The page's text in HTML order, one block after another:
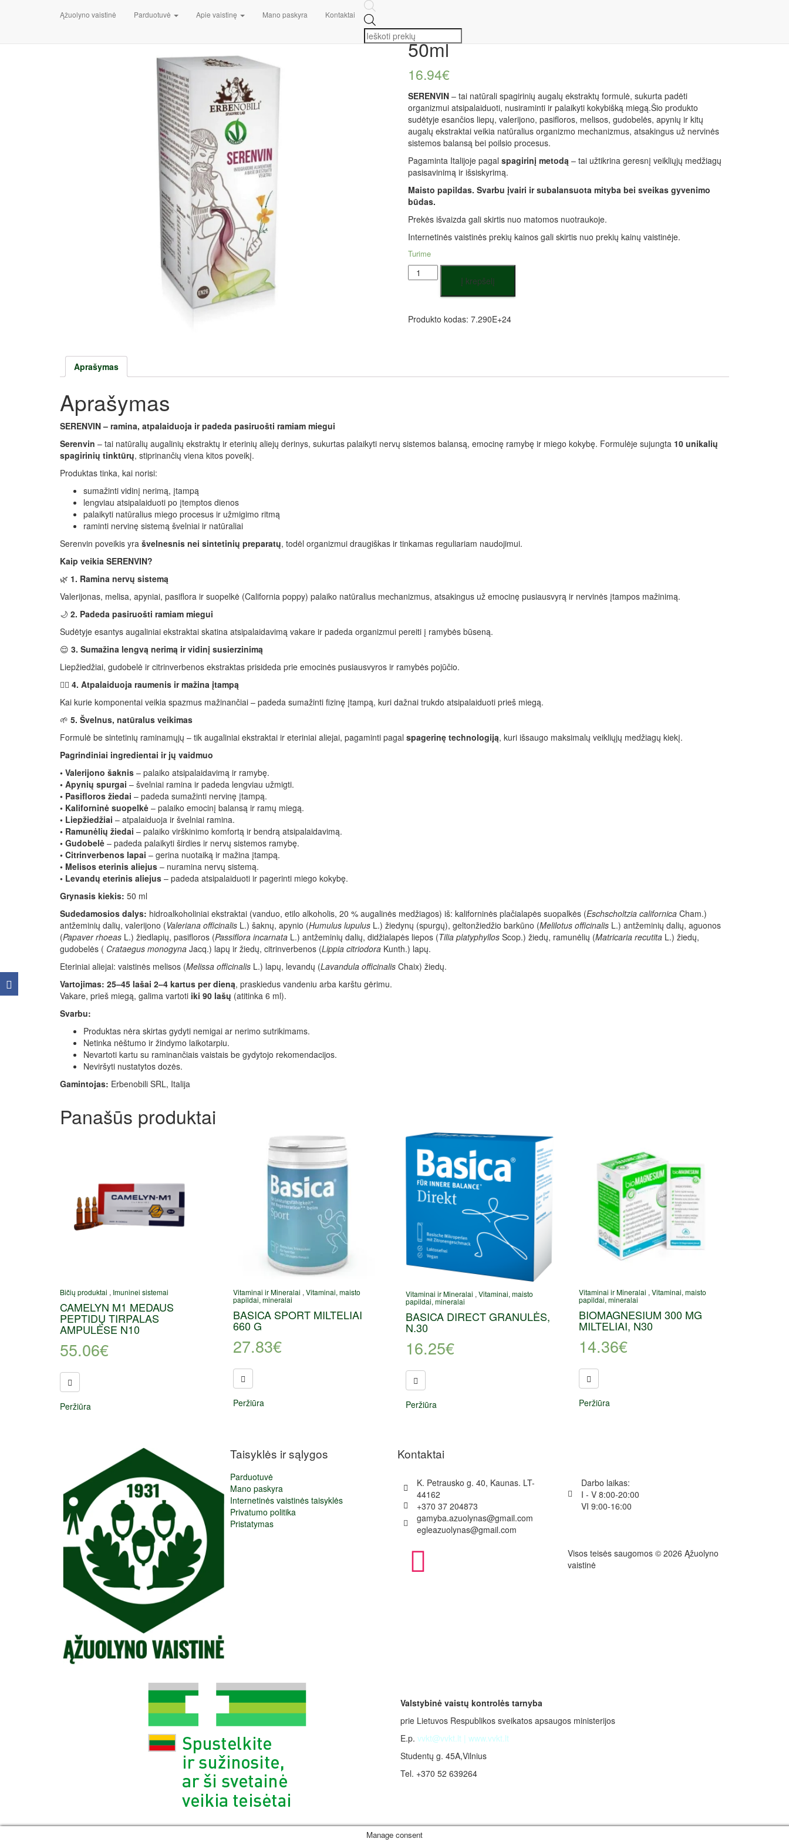
Ąžuolyno vaistinė Parduotuvė Apie vaistinę Mano paskyra Kontaktai
/ Serenvin papildas iš augalų ekstraktų, 50ml
Serenvin papildas iš augalų ekstraktų,
50ml
16.94€
SERENVIN – tai natūrali spagirinių augalų ekstraktų formulė, sukurta padėti
organizmui atsipalaiduoti, nusiraminti ir palaikyti kokybišką miegą.Šio produkto
sudėtyje esančios liepų, valerijono, pasifloros, melisos, gudobelės, apynių ir kitų
augalų ekstraktai veikia natūralius organizmo mechanizmus, atsakingus už nervinės
sistemos balansą bei poilsio procesus.
Pagaminta Italijoje pagal spagirinį metodą – tai užtikrina geresnį veikliųjų medžiagų
pasisavinimą ir išsiskyrimą.
Maisto papildas. Svarbu įvairi ir subalansuota mityba bei sveikas gyvenimo
būdas.
Prekės išvaizda gali skirtis nuo matomos nuotraukoje.
Internetinės vaistinės prekių kainos gali skirtis nuo prekių kainų vaistinėje.
Turime
Į krepšelį
Produkto kodas: 7.290E+24
Aprašymas
Aprašymas
SERENVIN – ramina, atpalaiduoja ir padeda pasiruošti ramiam miegui
Serenvin – tai natūralių augalinių ekstraktų ir eterinių aliejų derinys, sukurtas palaikyti nervų sistemos balansą, emocinę ramybę ir miego kokybę. Formulėje sujungta 10 unikalių
spagirinių tinktūrų, stiprinančių viena kitos poveikį.
Produktas tinka, kai norisi:
sumažinti vidinį nerimą, įtampą
lengviau atsipalaiduoti po įtemptos dienos
palaikyti natūralius miego procesus ir užmigimo ritmą
raminti nervinę sistemą švelniai ir natūraliai
Serenvin poveikis yra švelnesnis nei sintetinių preparatų, todėl organizmui draugiškas ir tinkamas reguliariam naudojimui.
Kaip veikia SERENVIN?
🌿 1. Ramina nervų sistemą
Valerijonas, melisa, apyniai, pasiflora ir suopelkė (California poppy) palaiko natūralius mechanizmus, atsakingus už emocinę pusiausvyrą ir nervinės įtampos mažinimą.
🌙 2. Padeda pasiruošti ramiam miegui
Sudėtyje esantys augaliniai ekstraktai skatina atsipalaidavimą vakare ir padeda organizmui pereiti į ramybės būseną.
😌 3. Sumažina lengvą nerimą ir vidinį susierzinimą
Liepžiedžiai, gudobelė ir citrinverbenos ekstraktas prisideda prie emocinės pusiausvyros ir ramybės pojūčio.
💆‍♂️ 4. Atpalaiduoja raumenis ir mažina įtampą
Kai kurie komponentai veikia spazmus mažinančiai – padeda sumažinti fizinę įtampą, kuri dažnai trukdo atsipalaiduoti prieš miegą.
🌱 5. Švelnus, natūralus veikimas
Formulė be sintetinių raminamųjų – tik augaliniai ekstraktai ir eteriniai aliejai, pagaminti pagal spagerinę technologiją, kuri išsaugo maksimalų veikliųjų medžiagų kiekį.
Pagrindiniai ingredientai ir jų vaidmuo
• Valerijono šaknis – palaiko atsipalaidavimą ir ramybę.
• Apynių spurgai – švelniai ramina ir padeda lengviau užmigti.
• Pasifloros žiedai – padeda sumažinti nervinę įtampą.
• Kaliforninė suopelkė – palaiko emocinį balansą ir ramų miegą.
• Liepžiedžiai – atpalaiduoja ir švelniai ramina.
• Ramunėlių žiedai – palaiko virškinimo komfortą ir bendrą atsipalaidavimą.
• Gudobelė – padeda palaikyti širdies ir nervų sistemos ramybę.
• Citrinverbenos lapai – gerina nuotaiką ir mažina įtampą.
• Melisos eterinis aliejus – nuramina nervų sistemą.
• Levandų eterinis aliejus – padeda atsipalaiduoti ir pagerinti miego kokybę.
Grynasis kiekis: 50 ml
Sudedamosios dalys: hidroalkoholiniai ekstraktai (vanduo, etilo alkoholis, 20 % augalinės medžiagos) iš: kaliforninės plačialapės suopalkės (Eschscholtzia californica Cham.)
antžeminių dalių, valerijono (Valeriana officinalis L.) šaknų, apynio (Humulus lupulus L.) žiedynų (spurgų), geltonžiedžio barkūno (Melilotus officinalis L.) antžeminių dalių, aguonos
(Papaver rhoeas L.) žiedlapių, pasifloros (Passiflora incarnata L.) antžeminių dalių, didžialapės liepos (Tilia platyphyllos Scop.) žiedų, ramunėlių (Matricaria recutita L.) žiedų,
gudobelės ( Crataegus monogyna Jacq.) lapų ir žiedų, citrinverbenos (Lippia citriodora Kunth.) lapų.
Eteriniai aliejai: vaistinės melisos (Melissa officinalis L.) lapų, levandų (Lavandula officinalis Chaix) žiedų.
Vartojimas: 25–45 lašai 2–4 kartus per dieną, praskiedus vandeniu arba karštu gėrimu.
Vakare, prieš miegą, galima vartoti iki 90 lašų (atitinka 6 ml).
Svarbu:
Produktas nėra skirtas gydyti nemigai ar nerimo sutrikimams.
Netinka nėštumo ir žindymo laikotarpiu.
Nevartoti kartu su raminančiais vaistais be gydytojo rekomendacijos.
Neviršyti nustatytos dozės.
Gamintojas: Erbenobili SRL, Italija
Panašūs produktai
Bičių produktai , Imuninei sistemai
CAMELYN M1 MEDAUS
PEPTIDŲ TIRPALAS
AMPULĖSE N10
55.06€
Peržiūra
Vitaminai ir Mineralai , Vitaminai, maisto
papildai, mineralai
BASICA SPORT MILTELIAI
660 G
27.83€
Peržiūra
Vitaminai ir Mineralai ,Vitaminai, maisto
papildai, mineralai
BASICA DIRECT GRANULĖS,
N.30
16.25€
Peržiūra
Vitaminai ir Mineralai ,Vitaminai, maisto
papildai, mineralai
BIOMAGNESIUM 300 MG
MILTELIAI, N30
14.36€
Peržiūra
Taisyklės ir sąlygos
Parduotuvė
Mano paskyra
Internetinės vaistinės taisyklės
Privatumo politika
Pristatymas
Kontaktai
K. Petrausko g. 40, Kaunas. LT-
44162
+370 37 204873
gamyba.azuolynas@gmail.com
egleazuolynas@gmail.com
Darbo laikas:
I - V 8:00-20:00
VI 9:00-16:00
Visos teisės saugomos © 2026 Ąžuolyno
vaistinė
Valstybinė vaistų kontrolės tarnyba
prie Lietuvos Respublikos sveikatos apsaugos ministerijos
E.p. vvkt@vvkt.lt | www.vvkt.lt
Studentų g. 45A,Vilnius
Tel. +370 52 639264
Manage consent